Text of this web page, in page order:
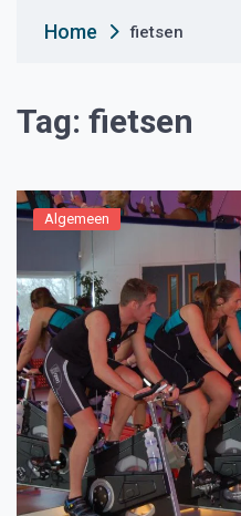
Home fietsen
Tag: fietsen
Algemeen